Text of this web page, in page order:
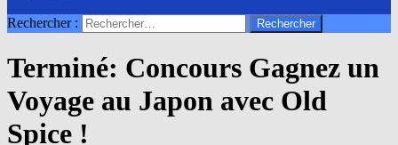
Rechercher :
Terminé: Concours Gagnez un
Voyage au Japon avec Old
Spice !